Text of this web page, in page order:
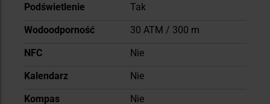
Podświetlenie
Tak
Wodoodporność
30 ATM / 300 m
NFC
Nie
Kalendarz
Nie
Kompas
Nie